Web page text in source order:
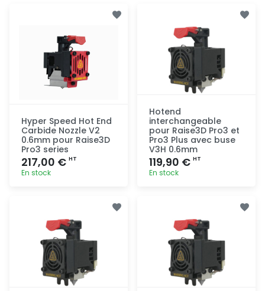
Hyper Speed Hot End
Carbide Nozzle V2
0.6mm pour Raise3D
Pro3 series
217,00 € HT
En stock
Hotend
interchangeable
pour Raise3D Pro3 et
Pro3 Plus avec buse
V3H 0.6mm
119,90 € HT
En stock